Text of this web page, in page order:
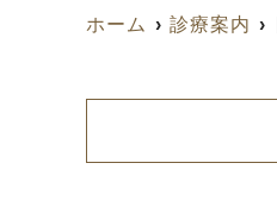
ホーム 診療案内